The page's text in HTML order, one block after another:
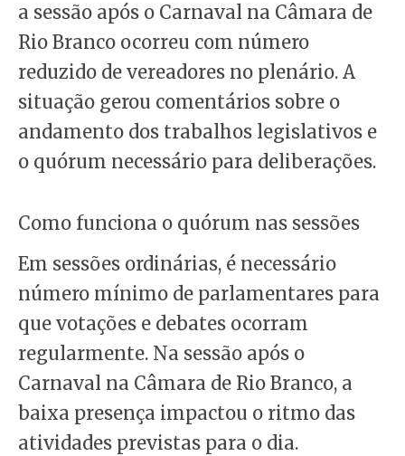
a sessão após o Carnaval na Câmara de
Rio Branco ocorreu com número
reduzido de vereadores no plenário. A
situação gerou comentários sobre o
andamento dos trabalhos legislativos e
o quórum necessário para deliberações.
Como funciona o quórum nas sessões
Em sessões ordinárias, é necessário
número mínimo de parlamentares para
que votações e debates ocorram
regularmente. Na sessão após o
Carnaval na Câmara de Rio Branco, a
baixa presença impactou o ritmo das
atividades previstas para o dia.